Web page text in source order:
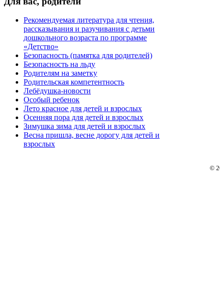
Рекомендуемая литература для чтения,
рассказывания и разучивания с детьми
дошкольного возраста по программе
«Детство»
Безопасность (памятка для родителей)
Безопасность на льду
Родителям на заметку
Родительская компетентность
Лебёдушка-новости
Особый ребенок
Лето красное для детей и взрослых
Осенняя пора для детей и взрослых
Зимушка зима для детей и взрослых
Весна пришла, весне дорогу для детей и
взрослых
©